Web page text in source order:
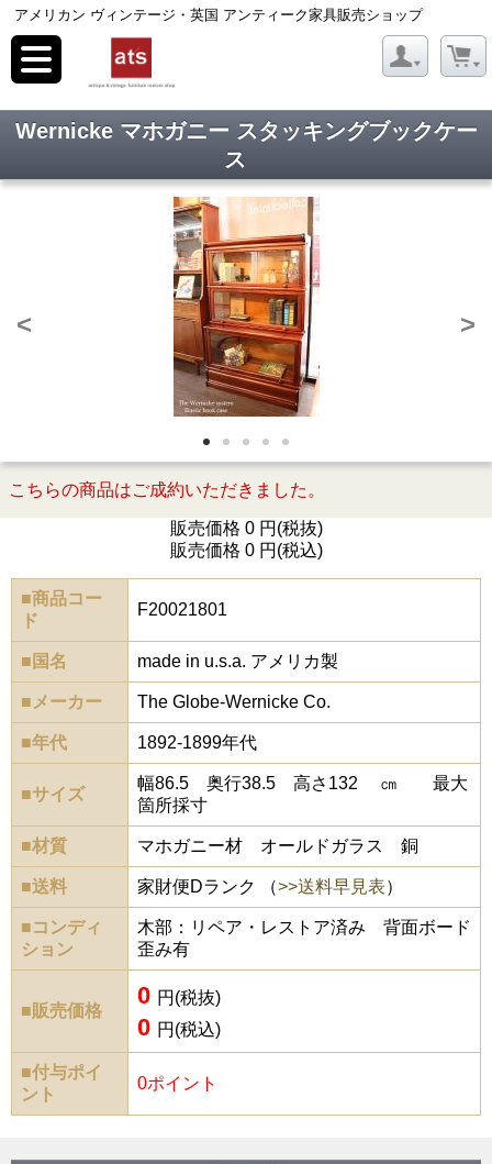
アメリカン ヴィンテージ・英国 アンティーク家具販売ショップ
toggle
navigation
Wernicke マホガニー スタッキングブックケー
ス
< >
こちらの商品はご成約いただきました。
販売価格 0 円(税抜)
販売価格 0 円(税込)
■商品コー
ド
F20021801
■国名 made in u.s.a. アメリカ製
■メーカー The Globe-Wernicke Co.
■年代 1892-1899年代
■サイズ
幅86.5 奥行38.5 高さ132 ㎝ 最大
箇所採寸
■材質 マホガニー材 オールドガラス 銅
■送料 家財便Dランク （>>送料早見表）
■コンディ
ション
木部：リペア・レストア済み 背面ボード
歪み有
■販売価格
0 円(税抜)
0 円(税込)
■付与ポイ
ント
0ポイント